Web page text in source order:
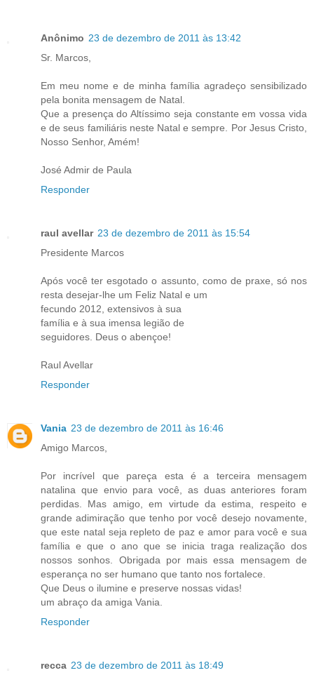
Anônimo 23 de dezembro de 2011 às 13:42
Sr. Marcos,
Em meu nome e de minha família agradeço sensibilizado
pela bonita mensagem de Natal.
Que a presença do Altíssimo seja constante em vossa vida
e de seus familiáris neste Natal e sempre. Por Jesus Cristo,
Nosso Senhor, Amém!
José Admir de Paula
Responder
raul avellar 23 de dezembro de 2011 às 15:54
Presidente Marcos
Após você ter esgotado o assunto, como de praxe, só nos
resta desejar-lhe um Feliz Natal e um
fecundo 2012, extensivos à sua
família e à sua imensa legião de
seguidores. Deus o abençoe!
Raul Avellar
Responder
Vania 23 de dezembro de 2011 às 16:46
Amigo Marcos,
Por incrível que pareça esta é a terceira mensagem
natalina que envio para você, as duas anteriores foram
perdidas. Mas amigo, em virtude da estima, respeito e
grande adimiração que tenho por você desejo novamente,
que este natal seja repleto de paz e amor para você e sua
família e que o ano que se inicia traga realização dos
nossos sonhos. Obrigada por mais essa mensagem de
esperança no ser humano que tanto nos fortalece.
Que Deus o ilumine e preserve nossas vidas!
um abraço da amiga Vania.
Responder
recca 23 de dezembro de 2011 às 18:49